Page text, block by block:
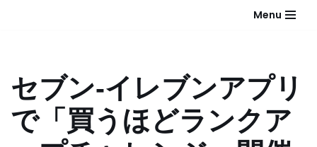
ン
Menu
セブン‐イレブンアプリ
で「買うほどランクア